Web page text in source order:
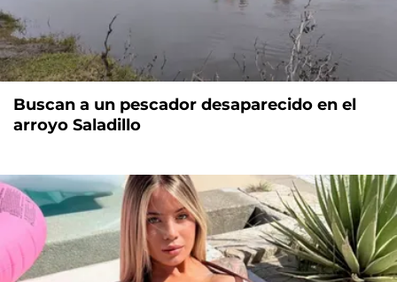
Buscan a un pescador desaparecido en el
arroyo Saladillo